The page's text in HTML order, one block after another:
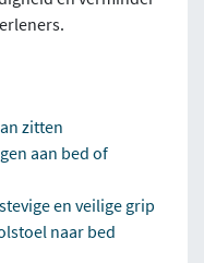
zitten
aan bed of
en veilige grip
naar bed